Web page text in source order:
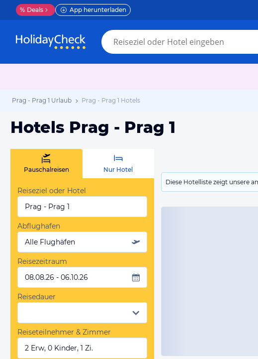
% Deals App herunterladen
Prag - Prag 1 Urlaub Prag - Prag 1 Hotels
Hotels Prag - Prag 1
Diese Hotelliste zeigt unsere
Pauschalreisen Nur Hotel
Reiseziel oder Hotel
Prag - Prag 1
Abflughafen
Alle Flughäfen
Reisezeitraum
08.08.26 - 06.10.26
Reisedauer
Reiseteilnehmer & Zimmer
2 Erw, 0 Kinder, 1 Zi.